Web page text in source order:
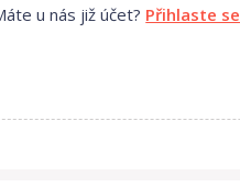
u nás již účet? Přihlaste se